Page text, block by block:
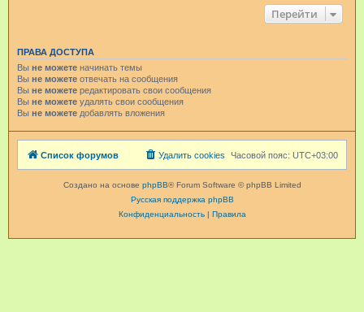
Перейти
ПРАВА ДОСТУПА
Вы не можете начинать темы
Вы не можете отвечать на сообщения
Вы не можете редактировать свои сообщения
Вы не можете удалять свои сообщения
Вы не можете добавлять вложения
Список форумов Часовой пояс: UTC+03:00
Удалить cookies
Создано на основе phpBB® Forum Software © phpBB Limited
Русская поддержка phpBB
Конфиденциальность| Правила